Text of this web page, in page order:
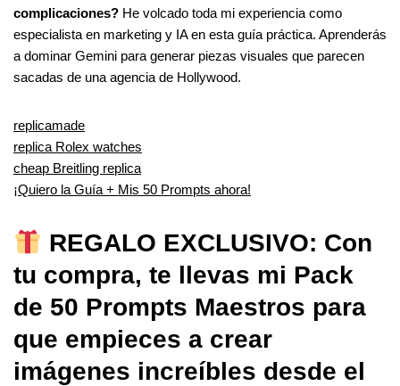
complicaciones? He volcado toda mi experiencia como
especialista en marketing y IA en esta guía práctica. Aprenderás
a dominar Gemini para generar piezas visuales que parecen
sacadas de una agencia de Hollywood.
replicamade
replica Rolex watches
cheap Breitling replica
¡Quiero la Guía + Mis 50 Prompts ahora!
REGALO EXCLUSIVO: Con
tu compra, te llevas mi Pack
de 50 Prompts Maestros para
que empieces a crear
imágenes increíbles desde el